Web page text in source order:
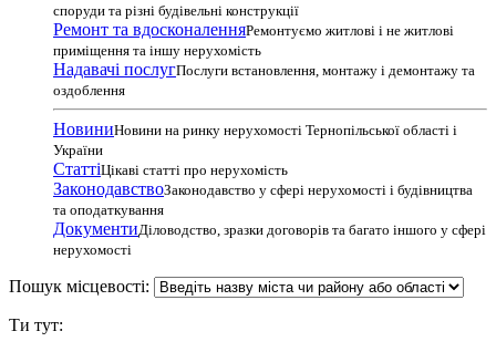
споруди та різні будівельні конструкції
Ремонт та вдосконаленняРемонтуємо житлові і не житлові
приміщення та іншу нерухомість
Надавачі послугПослуги встановлення, монтажу і демонтажу та
оздоблення
НовиниНовини на ринку нерухомості Тернопільської області і
України
СтаттіЦікаві статті про нерухомість
ЗаконодавствоЗаконодавство у сфері нерухомості і будівництва
та оподаткування
ДокументиДіловодство, зразки договорів та багато іншого у сфері
нерухомості
Пошук місцевості:
Ти тут: